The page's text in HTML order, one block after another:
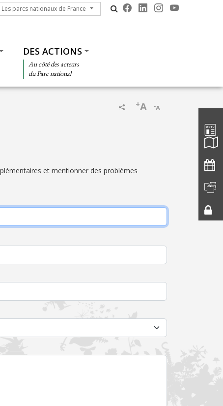
parcs nationaux de France
Les parcs nationaux de France
DES ACTIONS
Au côté des acteurs
du Parc national
-A
+A
et mentionner des problèmes